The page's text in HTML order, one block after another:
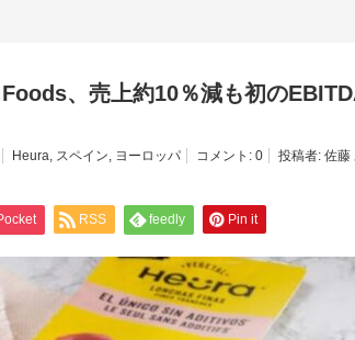
、売上約10％減も初の
Heura, スペイン, ヨーロッパ コメント: 0 投稿者: 佐藤
RSS feedly Pin it